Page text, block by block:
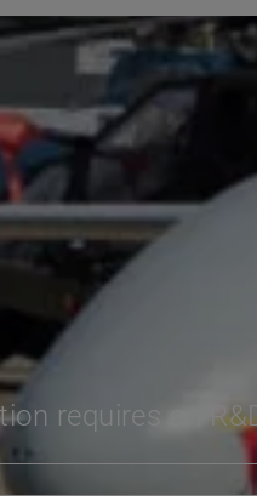
requires an